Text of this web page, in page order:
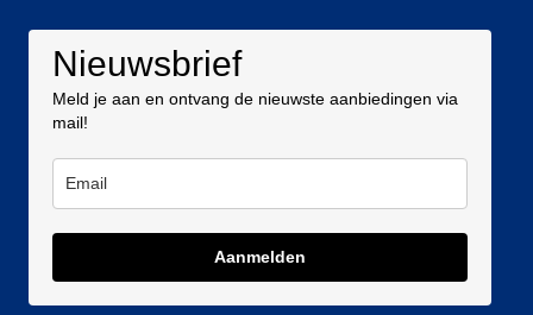
Nieuwsbrief
Meld je aan en ontvang de nieuwste aanbiedingen via
mail!
Aanmelden